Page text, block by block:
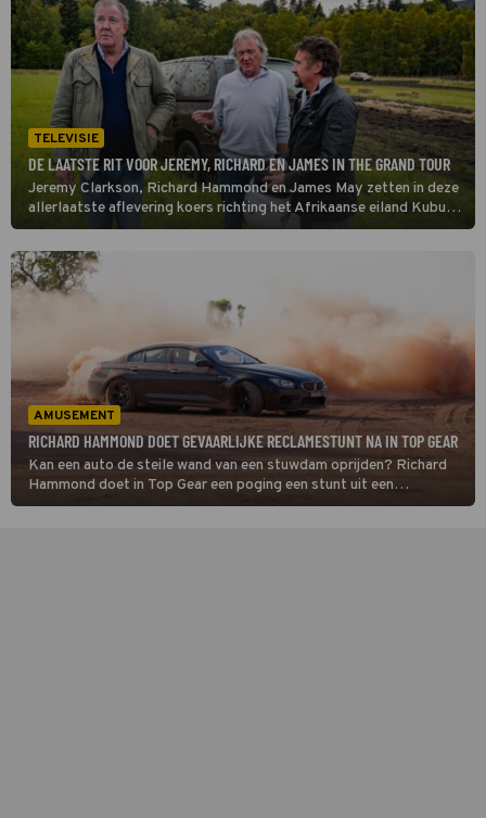
TELEVISIE
DE LAATSTE RIT VOOR JEREMY, RICHARD EN JAMES IN THE GRAND TOUR
Jeremy Clarkson, Richard Hammond en James May zetten in deze
allerlaatste aflevering koers richting het Afrikaanse eiland Kubu.
Daar eindigt hun samenwerking, die ruim twintig jaar geleden
begon in het programma The Grand Tour, dat voortkwam uit Top
Gear.
AMUSEMENT
RICHARD HAMMOND DOET GEVAARLIJKE RECLAMESTUNT NA IN TOP GEAR
Kan een auto de steile wand van een stuwdam oprijden? Richard
Hammond doet in Top Gear een poging een stunt uit een
reclamefilmpje na te doen. Deze ultieme test is niet zonder gevaar: